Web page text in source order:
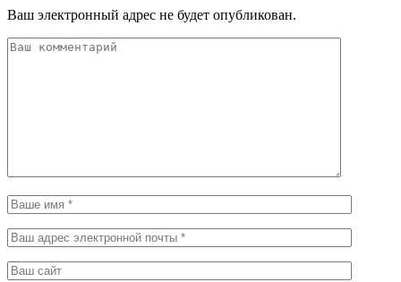
Ваш электронный адрес не будет опубликован.